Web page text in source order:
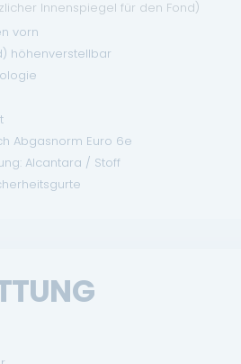
Innenspiegel für den Fond)
vorn
höhenverstellbar
Abgasnorm Euro 6e
Alcantara / Stoff